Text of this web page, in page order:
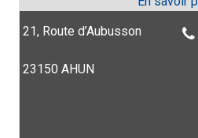
21, Route d’Aubusson
23150 AHUN